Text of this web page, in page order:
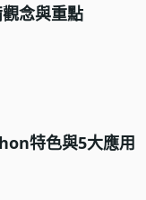
念與重點
特色與5大應用